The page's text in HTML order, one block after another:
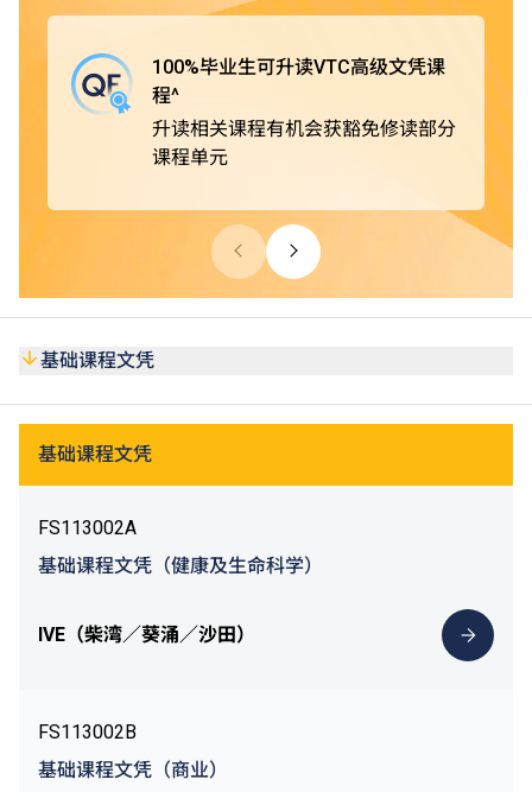
课程单元。
此外，基础课程文凭获公务员事务局认可，在公务员聘任上
被视为等同具备香港中学文凭考试（HKDSE）五科（包括
中国语文和英国语文科目）第2级成绩。同学亦可考虑修读
选修单元「基础数学（三）」，以申请需具备等同HKDSE
职位。课程亦获多个专业团体认可，同学在达到个别课程的
要求后，可申请成为业界学会会员或获授予专业证书。
100%毕业生可升读VTC高级文凭课
程^
升读相关课程有机会获豁免修读部分
课程单元
基础课程文凭
基础课程文凭
FS113002A
基础课程文凭（健康及生命科学）
IVE（柴湾／葵涌／沙田）
FS113002B
基础课程文凭（商业）